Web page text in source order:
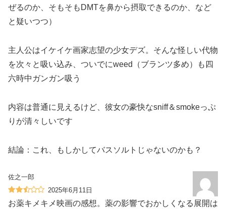
ぜるのか、そもそもDMTを鼻から摂取できるのか、など
と疑いつつ）
主人公はイケイケ画家志望の少女デズ‍。そんな怪しい代物
を次々と吸い込み、ついでにweed（ブランツ多め）も四
六時中ガンガン吸う
内容は普通に見えるけど、彼女の豪快なsniff＆smokeっぷ
りが清々しいです
結論：これ、もしかしてバスソルトじゃないのかも？
佐之一郎
2025年6月11日
お薬キメキメ映画の感想。薬の影響でおかしくなる展開は